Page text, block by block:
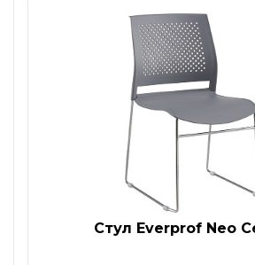
Стул Everprof Neo